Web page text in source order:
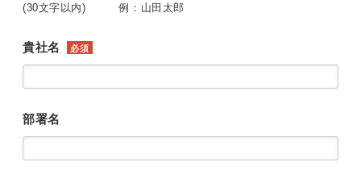
(30文字以内) 例：山田太郎
貴社名 必須
部署名